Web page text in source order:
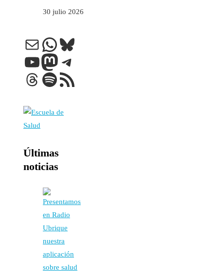
30 julio 2026
Correo electrónico
WhatsApp
Bluesky
YouTube
Mastodon
Telegram
Threads
Spotify
Feed RSS
Últimas
noticias